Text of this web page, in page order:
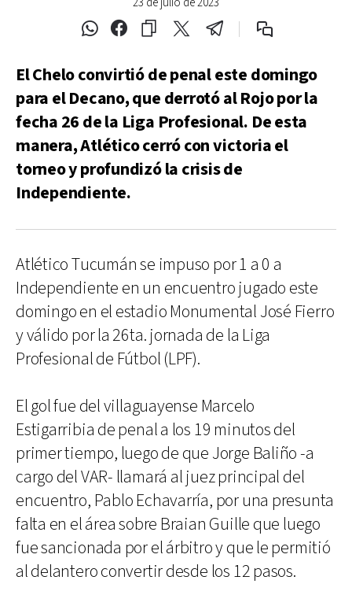
El Chelo convirtió de penal este domingo
para el Decano, que derrotó al Rojo por la
fecha 26 de la Liga Profesional. De esta
manera, Atlético cerró con victoria el
torneo y profundizó la crisis de
Independiente.
Atlético Tucumán se impuso por 1 a 0 a
Independiente en un encuentro jugado este
domingo en el estadio Monumental José Fierro
y válido por la 26ta. jornada de la Liga
Profesional de Fútbol (LPF).
El gol fue del villaguayense Marcelo
Estigarribia de penal a los 19 minutos del
primer tiempo, luego de que Jorge Baliño -a
cargo del VAR- llamará al juez principal del
encuentro, Pablo Echavarría, por una presunta
falta en el área sobre Braian Guille que luego
fue sancionada por el árbitro y que le permitió
al delantero convertir desde los 12 pasos.